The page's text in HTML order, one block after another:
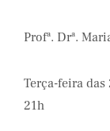
Profª. Drª.
Terça-feira das
21h